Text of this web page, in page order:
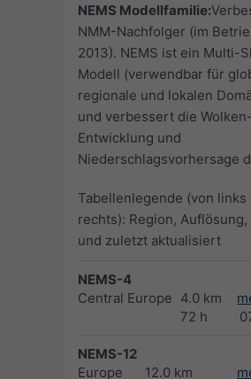
NEMS Modellfamilie:
NMM-Nachfolger (im
2013). NEMS ist ein Multi-
Modell (verwendbar für
regionale und lokalen
und verbessert die
Entwicklung und
Niederschlagsvorhersage
Tabellenlegende (von links
rechts): Region, Auflösung,
und zuletzt aktualisiert
NEMS-4
Central Europe 4.0 km
72 h
NEMS-12
Europe
12.0 km